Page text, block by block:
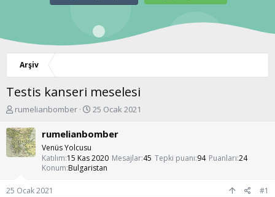
Arşiv
Testis kanseri meselesi
K
n
u
y
a
rumelianbomber
B
ş
a
n
25 Ocak 2021
rumelianbomber
Venüs Yolcusu
Katılım 15 Kas 2020 Mesajlar 45 Tepki puanı 94 Puanları 24
Konum Bulgaristan
25 Ocak 2021 #1